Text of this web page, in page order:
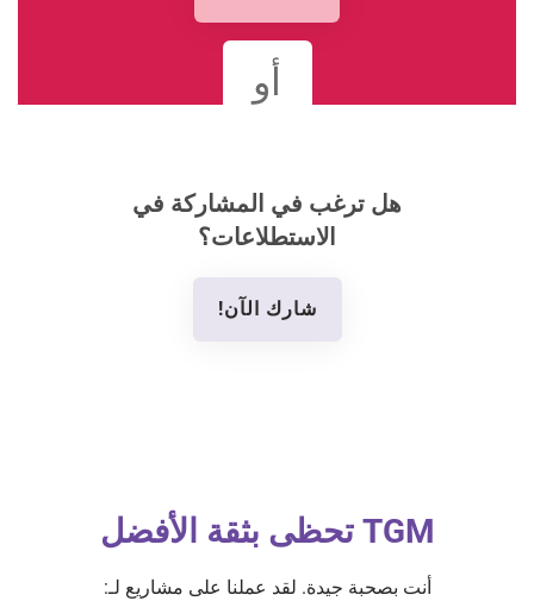
هل ترغب في المشاركة في
الاستطلاعات؟
شارك الآن!
أو
TGM تحظى بثقة الأفضل
أنت بصحبة جيدة. لقد عملنا على مشاريع لـ: